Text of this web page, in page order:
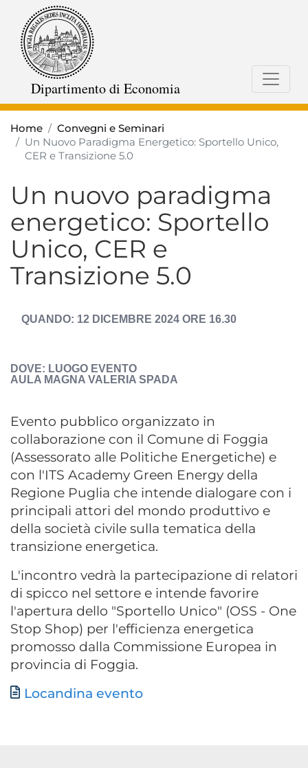
Dipartimento di Economia
Home
Convegni e Seminari
Un Nuovo Paradigma Energetico: Sportello Unico,
CER e Transizione 5.0
Un nuovo paradigma
energetico: Sportello
Unico, CER e
Transizione 5.0
DATA
12 DICEMBRE 2024 ORE 16.30
LUOGO EVENTO
AULA MAGNA VALERIA SPADA
Evento pubblico organizzato in
collaborazione con il Comune di Foggia
(Assessorato alle Politiche Energetiche) e
con l'ITS Academy Green Energy della
Regione Puglia che intende dialogare con i
principali attori del mondo produttivo e
della società civile sulla tematica della
transizione energetica.
L'incontro vedrà la partecipazione di relatori
di spicco nel settore e intende favorire
l'apertura dello "Sportello Unico" (OSS - One
Stop Shop) per l'efficienza energetica
promosso dalla Commissione Europea in
provincia di Foggia.
Documento
Locandina evento